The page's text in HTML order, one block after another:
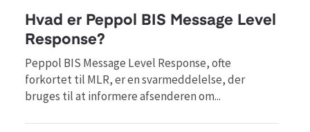
Hvad er Peppol BIS Message Level
Response?
Peppol BIS Message Level Response, ofte
forkortet til MLR, er en svarmeddelelse, der
bruges til at informere afsenderen om...